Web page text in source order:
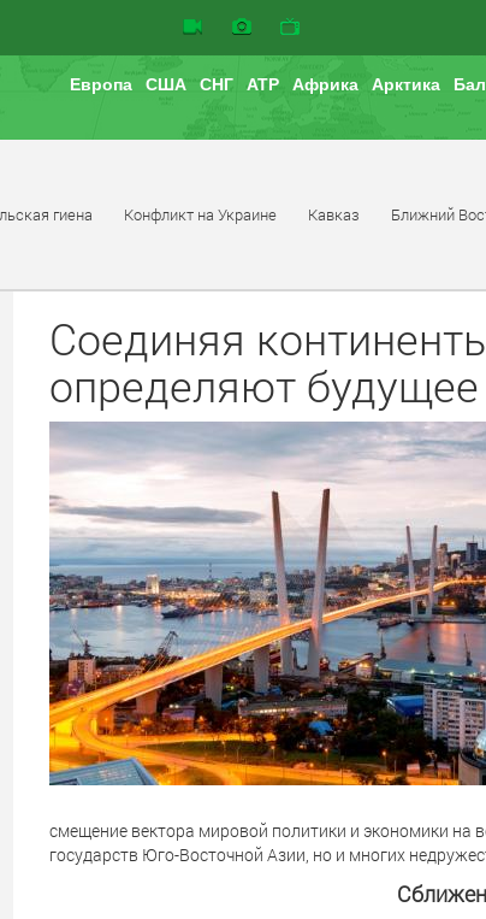
Европа США СНГ АТР Африка Арктика
гиена Конфликт на Украине Кавказ Ближний
Соединяя
определяют будущее
смещение вектора мировой политики и экономики на
государств Юго-Восточной Азии, но и многих